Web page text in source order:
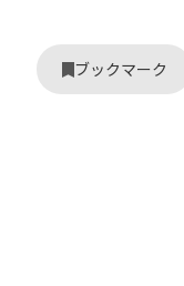
ブックマーク